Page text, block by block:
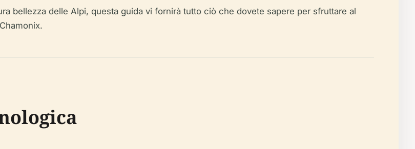
bellezza delle Alpi, questa guida vi fornirà tutto ciò che dovete sapere per sfruttare al